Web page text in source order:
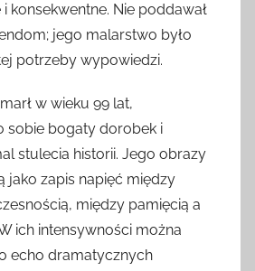
konsekwentne. Nie poddawał
jego malarstwo było
potrzeby wypowiedzi.
w wieku 99 lat,
sobie bogaty dorobek i
stulecia historii. Jego obrazy
jako zapis napięć między
między pamięcią a
ich intensywności można
echo dramatycznych